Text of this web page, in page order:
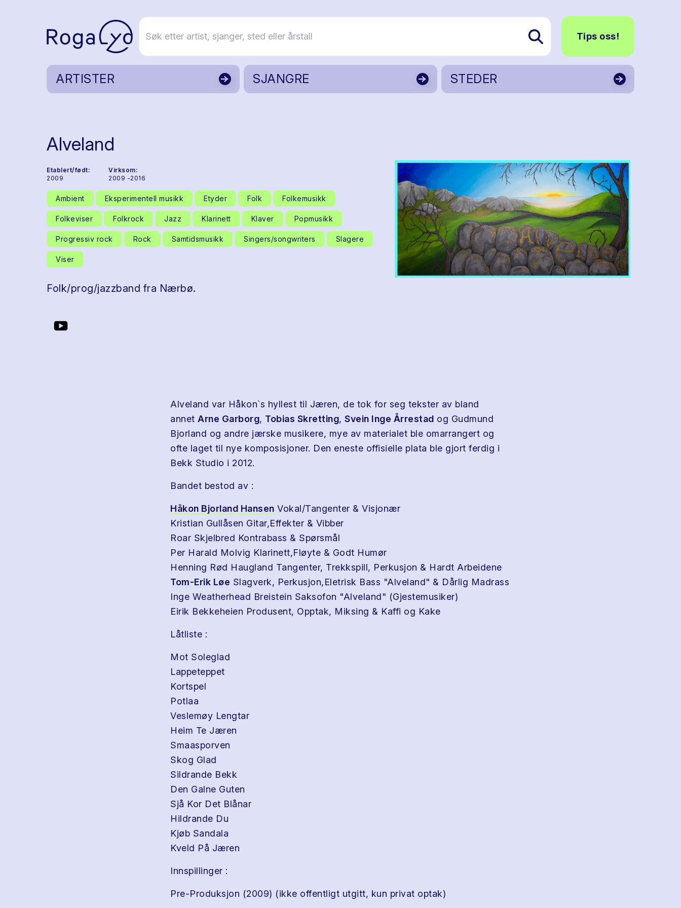
Tips oss!
ARTISTER SJANGRE STEDER
Alveland
Etablert/født:
2009
Virksom:
2009 -2016
Ambient Eksperimentell musikk Etyder Folk Folkemusikk
Folkeviser Folkrock Jazz Klarinett Klaver Popmusikk
Progressiv rock Rock Samtidsmusikk Singers/songwriters Slagere
Viser
Folk/prog/jazzband fra Nærbø.
Alveland var Håkon`s hyllest til Jæren, de tok for seg tekster av bland
annet Arne Garborg, Tobias Skretting, Svein Inge Årrestad og Gudmund
Bjorland og andre jærske musikere, mye av materialet ble omarrangert og
ofte laget til nye komposisjoner. Den eneste offisielle plata ble gjort ferdig i
Bekk Studio i 2012.
Bandet bestod av :
Håkon Bjorland Hansen Vokal/Tangenter & Visjonær
Kristian Gullåsen Gitar,Effekter & Vibber
Roar Skjelbred Kontrabass & Spørsmål
Per Harald Molvig Klarinett,Fløyte & Godt Humør
Henning Rød Haugland Tangenter, Trekkspill, Perkusjon & Hardt Arbeidene
Tom-Erik Løe Slagverk, Perkusjon,Eletrisk Bass "Alveland" & Dårlig Madrass
Inge Weatherhead Breistein Saksofon "Alveland" (Gjestemusiker)
Eirik Bekkeheien Produsent, Opptak, Miksing & Kaffi og Kake
Låtliste :
Mot Soleglad
Lappeteppet
Kortspel
Potlaa
Veslemøy Lengtar
Heim Te Jæren
Smaasporven
Skog Glad
Sildrande Bekk
Den Galne Guten
Sjå Kor Det Blånar
Hildrande Du
Kjøb Sandala
Kveld På Jæren
Innspillinger :
Pre-Produksjon (2009) (ikke offentligt utgitt, kun privat optak)